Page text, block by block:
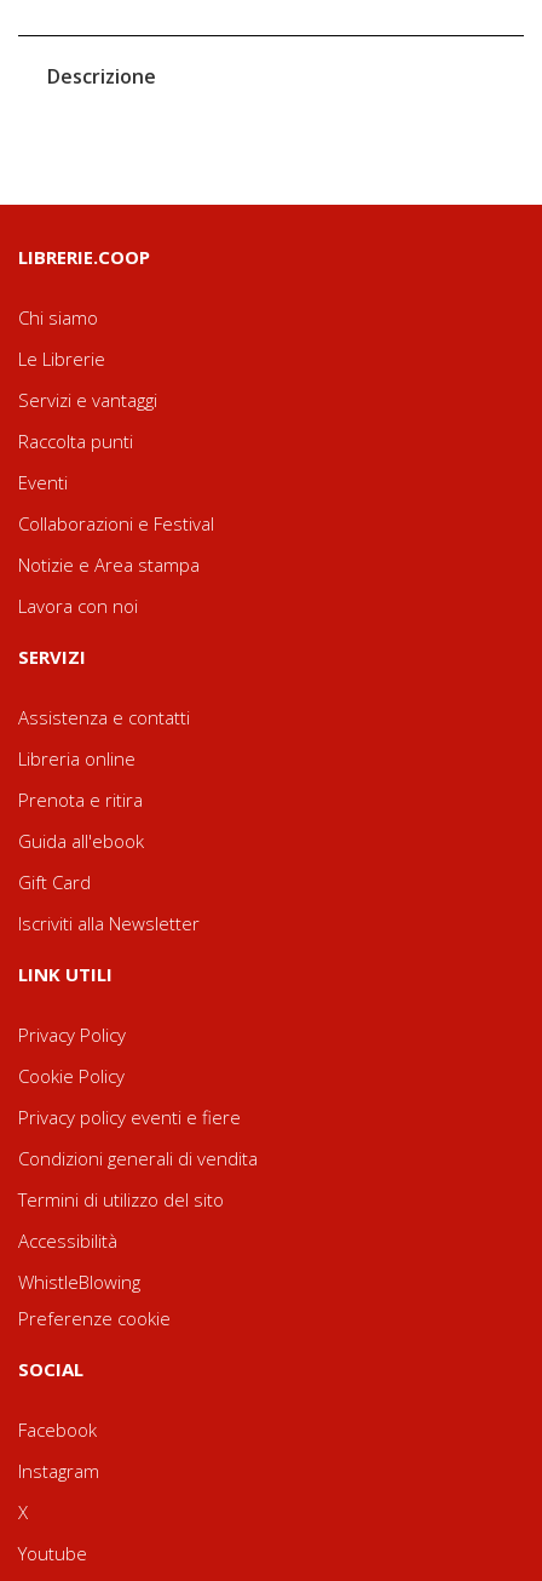
Descrizione
LIBRERIE.COOP
Chi siamo
Le Librerie
Servizi e vantaggi
Raccolta punti
Eventi
Collaborazioni e Festival
Notizie e Area stampa
Lavora con noi
SERVIZI
Assistenza e contatti
Libreria online
Prenota e ritira
Guida all'ebook
Gift Card
Iscriviti alla Newsletter
LINK UTILI
Privacy Policy
Cookie Policy
Privacy policy eventi e fiere
Condizioni generali di vendita
Termini di utilizzo del sito
Accessibilità
WhistleBlowing
Preferenze cookie
SOCIAL
Facebook
Instagram
X
Youtube